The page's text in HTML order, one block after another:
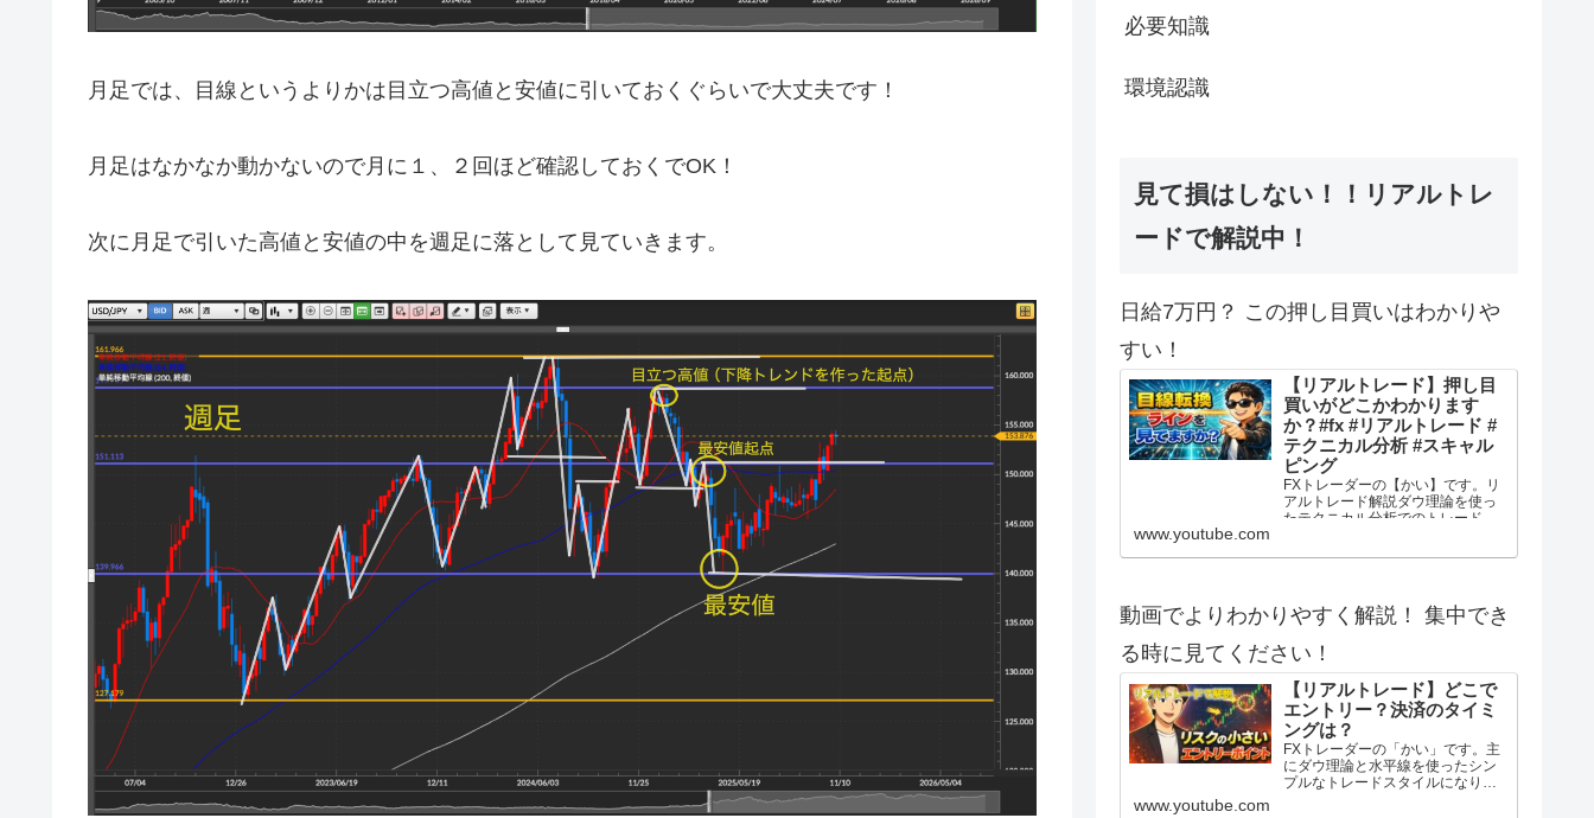
月足では、目線というよりかは目立つ高値と安値に引いておくぐらいで大丈夫です！
月足はなかなか動かないので月に１、２回ほど確認しておくでOK！
次に月足で引いた高値と安値の中を週足に落として見ていきます。
必要知識
環境認識
見て損はしない！！リアルトレ
ードで解説中！
日給7万円？ この押し目買いはわかりや
すい！
【リアルトレード】押し目
買いがどこかわかります
か？#fx #リアルトレード #
テクニカル分析 #スキャル
ピング
FXトレーダーの【かい】です。リ
アルトレード解説ダウ理論を使っ
たテクニカル分析でのトレードを
レードを客観的に見てみたいの
と、トレード記録としてやってみ
F...
www.youtube.com
動画でよりわかりやすく解説！ 集中でき
る時に見てください！
【リアルトレード】どこで
エントリー？決済のタイミ
ングは？
FXトレーダーの「かい」です。主
にダウ理論と水平線を使ったシン
プルなトレードスタイルになりま
www.youtube.com